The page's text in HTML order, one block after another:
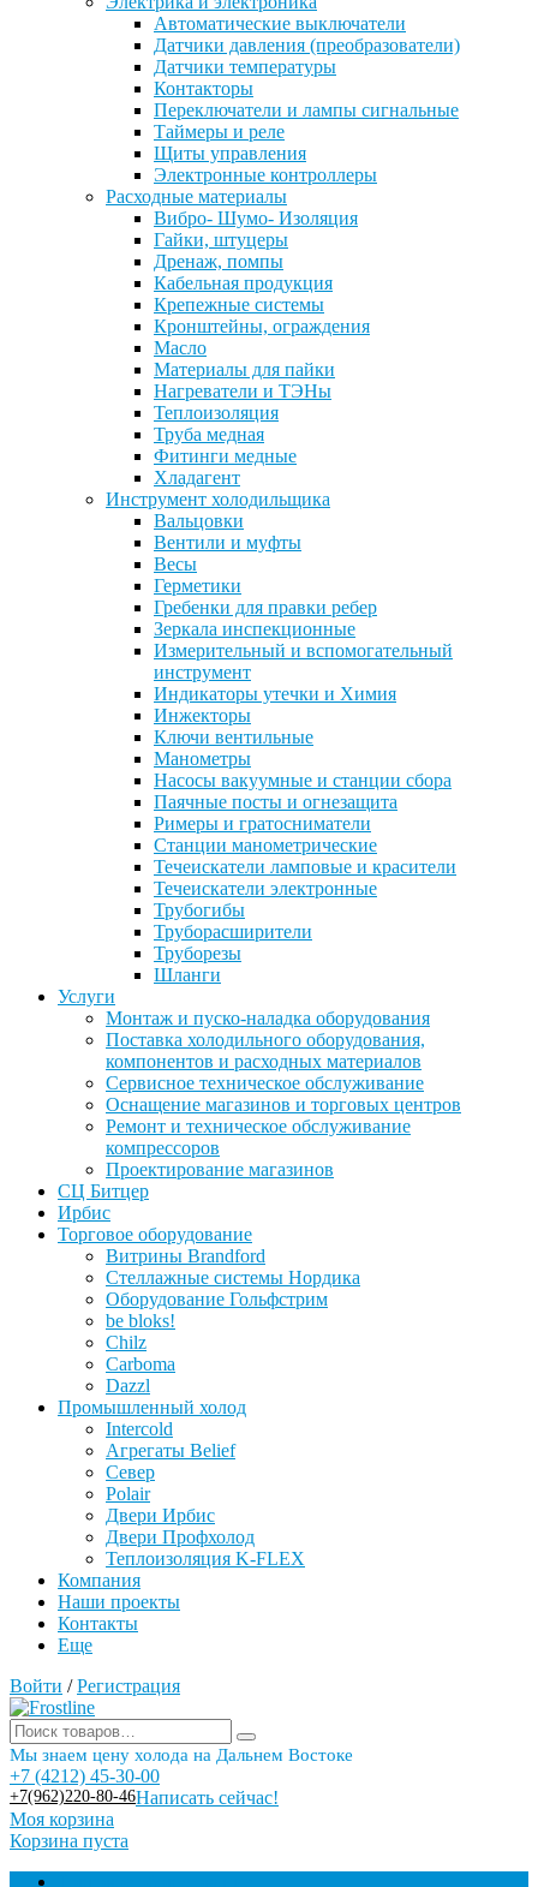
Автоматические выключатели
Датчики давления (преобразователи)
Датчики температуры
Контакторы
Переключатели и лампы сигнальные
Таймеры и реле
Щиты управления
Электронные контроллеры
Расходные материалы
Вибро- Шумо- Изоляция
Гайки, штуцеры
Дренаж, помпы
Кабельная продукция
Крепежные системы
Кронштейны, ограждения
Масло
Материалы для пайки
Нагреватели и ТЭНы
Теплоизоляция
Труба медная
Фитинги медные
Хладагент
Инструмент холодильщика
Вальцовки
Вентили и муфты
Весы
Герметики
Гребенки для правки ребер
Зеркала инспекционные
Измерительный и вспомогательный
инструмент
Индикаторы утечки и Химия
Инжекторы
Ключи вентильные
Манометры
Насосы вакуумные и станции сбора
Паячные посты и огнезащита
Римеры и гратосниматели
Станции манометрические
Течеискатели ламповые и красители
Течеискатели электронные
Трубогибы
Труборасширители
Труборезы
Шланги
Услуги
Монтаж и пуско-наладка оборудования
Поставка холодильного оборудования,
компонентов и расходных материалов
Сервисное техническое обслуживание
Оснащение магазинов и торговых центров
Ремонт и техническое обслуживание
компрессоров
Проектирование магазинов
СЦ Битцер
Ирбис
Торговое оборудование
Витрины Brandford
Стеллажные системы Нордика
Оборудование Гольфстрим
be bloks!
Chilz
Carboma
Dazzl
Промышленный холод
Intercold
Агрегаты Belief
Север
Polair
Двери Ирбис
Двери Профхолод
Теплоизоляция K-FLEX
Компания
Наши проекты
Контакты
Еще
Войти / Регистрация
Мы знаем цену холода на Дальнем Востоке
+7 (4212) 45-30-00
+7(962)220-80-46Написать сейчас!
Моя корзина
Корзина пуста